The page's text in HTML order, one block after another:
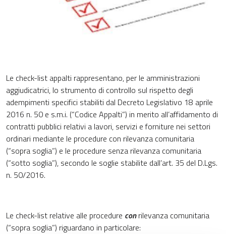
Le check-list appalti rappresentano, per le amministrazioni
aggiudicatrici, lo strumento di controllo sul rispetto degli
adempimenti specifici stabiliti dal Decreto Legislativo 18 aprile
2016 n. 50 e s.m.i. (“Codice Appalti”) in merito all’affidamento di
contratti pubblici relativi a lavori, servizi e forniture nei settori
ordinari mediante le procedure con rilevanza comunitaria
(“sopra soglia”) e le procedure senza rilevanza comunitaria
(“sotto soglia”), secondo le soglie stabilite dall’art. 35 del D.Lgs.
n. 50/2016.
Le check-list relative alle procedure conrilevanza comunitaria
(“sopra soglia”) riguardano in particolare: